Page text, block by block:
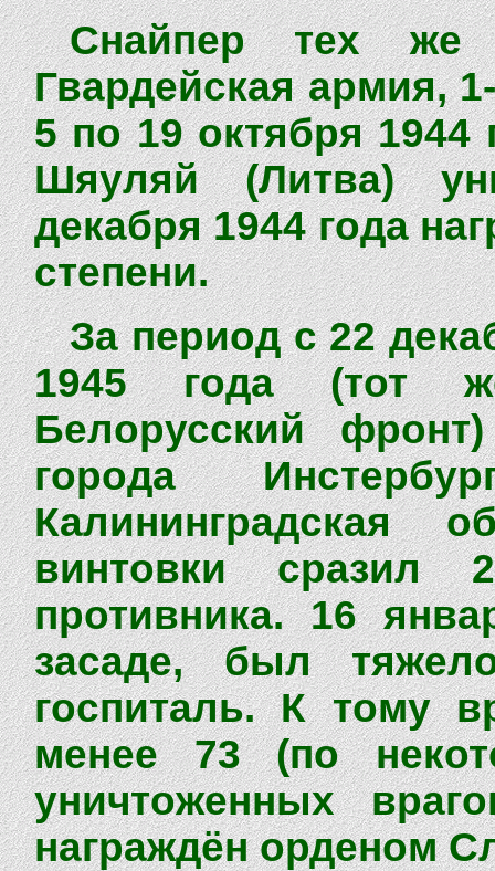
Снайпер тех
Гвардейская армия,
5 по 19 октября
Шяуляй (Литва)
декабря 1944 года
степени.
За период с 22
1945 года (тот
Белорусский
города
Калининградская
винтовки сразил
противника. 16
засаде, был
госпиталь. К тому
менее 73 (по
уничтоженных
награждён орденом